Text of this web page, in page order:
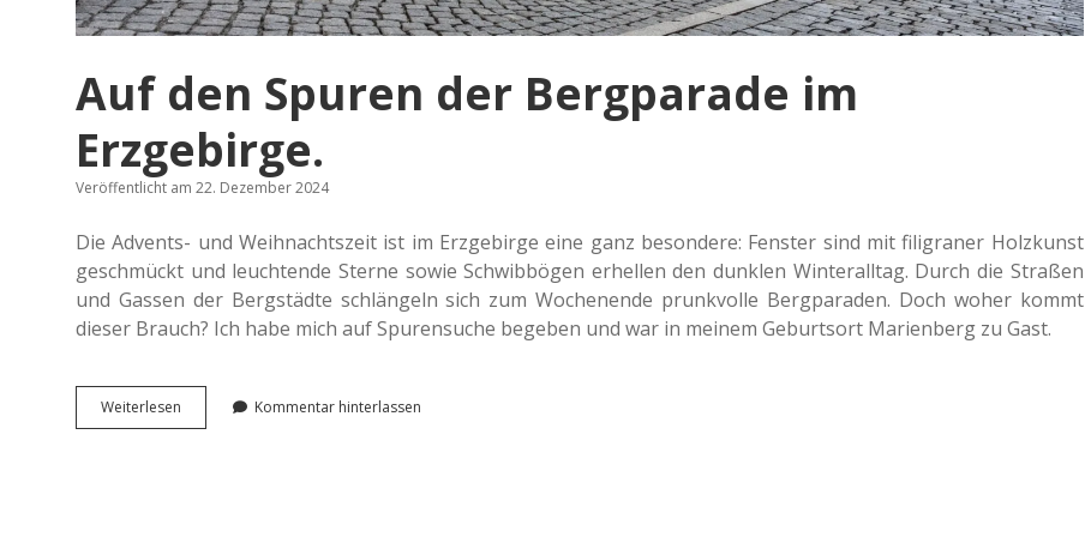
Auf den Spuren der Bergparade im
Erzgebirge.
Veröffentlicht am 22. Dezember 2024
Die Advents- und Weih­nachts­zeit ist im Erz­ge­bir­ge eine ganz beson­de­re: Fens­ter sind mit fili­gra­ner Holz­kunst
geschmückt und leuch­ten­de Sterne sowie Schwib­bö­gen erhel­len den dunk­len Win­ter­all­tag. Durch die Stra­ßen
und Gassen der Berg­städ­te schlän­geln sich zum Wochen­en­de prunk­vol­le Berg­pa­ra­den. Doch woher kommt
dieser Brauch? Ich habe mich auf Spu­ren­su­che bege­ben und war in meinem Geburts­ort Mari­en­berg zu Gast.
Wei­ter­le­sen
den
Kommentar hinterlassen